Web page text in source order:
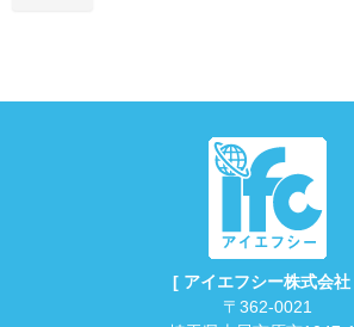
[ アイエフシー株式会社
〒362-0021